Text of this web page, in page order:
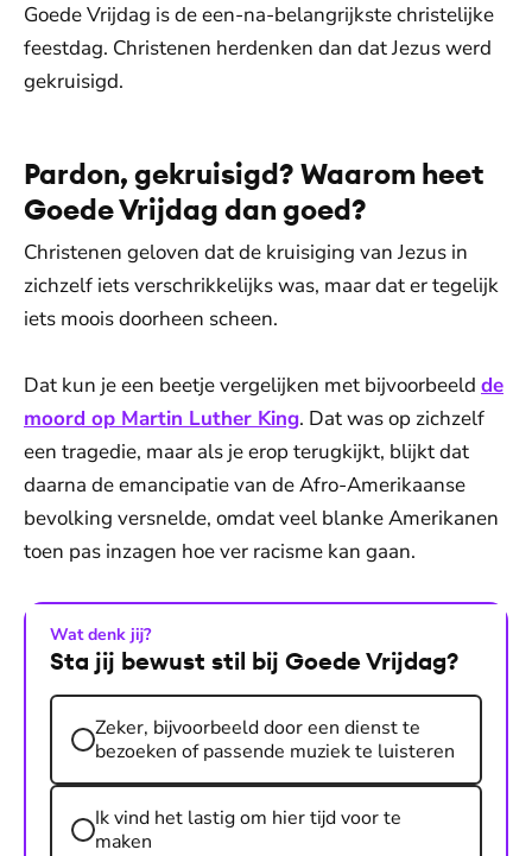
Goede Vrijdag is de een-na-belangrijkste christelijke
feestdag. Christenen herdenken dan dat Jezus werd
gekruisigd.
Pardon, gekruisigd? Waarom heet
Goede Vrijdag dan goed?
Christenen geloven dat de kruisiging van Jezus in
zichzelf iets verschrikkelijks was, maar dat er tegelijk
iets moois doorheen scheen.
Dat kun je een beetje vergelijken met bijvoorbeeld de
moord op Martin Luther King. Dat was op zichzelf
een tragedie, maar als je erop terugkijkt, blijkt dat
daarna de emancipatie van de Afro-Amerikaanse
bevolking versnelde, omdat veel blanke Amerikanen
toen pas inzagen hoe ver racisme kan gaan.
Wat denk jij?
Sta jij bewust stil bij Goede Vrijdag?
Zeker, bijvoorbeeld door een dienst te
bezoeken of passende muziek te luisteren
Ik vind het lastig om hier tijd voor te
maken